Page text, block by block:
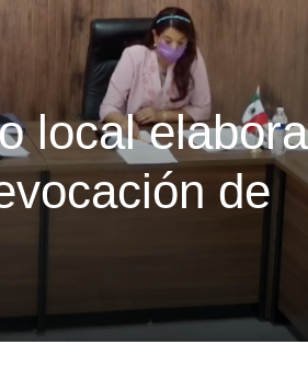
local
de